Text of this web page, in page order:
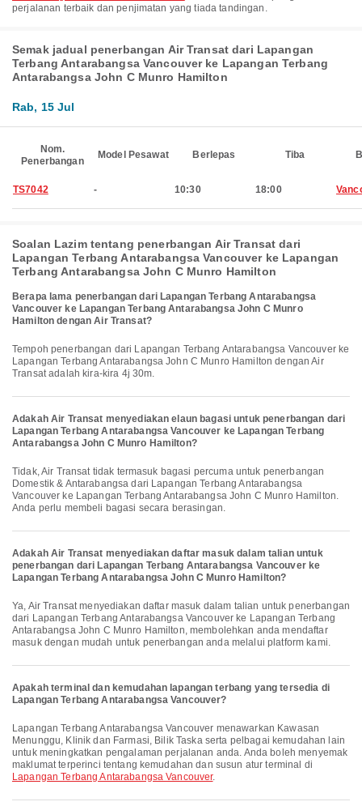
perjalanan terbaik dan penjimatan yang tiada tandingan.
Semak jadual penerbangan Air Transat dari Lapangan
Terbang Antarabangsa Vancouver ke Lapangan Terbang
Antarabangsa John C Munro Hamilton
Rab, 15 Jul
Nom.
Penerbangan
Model Pesawat Berlepas Tiba
TS7042 - 10:30 18:00
Soalan Lazim tentang penerbangan Air Transat dari
Lapangan Terbang Antarabangsa Vancouver ke Lapangan
Terbang Antarabangsa John C Munro Hamilton
Berapa lama penerbangan dari Lapangan Terbang Antarabangsa
Vancouver ke Lapangan Terbang Antarabangsa John C Munro
Hamilton dengan Air Transat?
Tempoh penerbangan dari Lapangan Terbang Antarabangsa Vancouver ke
Lapangan Terbang Antarabangsa John C Munro Hamilton dengan Air
Transat adalah kira-kira 4j 30m.
Adakah Air Transat menyediakan elaun bagasi untuk penerbangan dari
Lapangan Terbang Antarabangsa Vancouver ke Lapangan Terbang
Antarabangsa John C Munro Hamilton?
Tidak, Air Transat tidak termasuk bagasi percuma untuk penerbangan
Domestik & Antarabangsa dari Lapangan Terbang Antarabangsa
Vancouver ke Lapangan Terbang Antarabangsa John C Munro Hamilton.
Anda perlu membeli bagasi secara berasingan.
Adakah Air Transat menyediakan daftar masuk dalam talian untuk
penerbangan dari Lapangan Terbang Antarabangsa Vancouver ke
Lapangan Terbang Antarabangsa John C Munro Hamilton?
Ya, Air Transat menyediakan daftar masuk dalam talian untuk penerbangan
dari Lapangan Terbang Antarabangsa Vancouver ke Lapangan Terbang
Antarabangsa John C Munro Hamilton, membolehkan anda mendaftar
masuk dengan mudah untuk penerbangan anda melalui platform kami.
Apakah terminal dan kemudahan lapangan terbang yang tersedia di
Lapangan Terbang Antarabangsa Vancouver?
Lapangan Terbang Antarabangsa Vancouver menawarkan Kawasan
Menunggu, Klinik dan Farmasi, Bilik Taska serta pelbagai kemudahan lain
untuk meningkatkan pengalaman perjalanan anda. Anda boleh menyemak
maklumat terperinci tentang kemudahan dan susun atur terminal di
Lapangan Terbang Antarabangsa Vancouver.